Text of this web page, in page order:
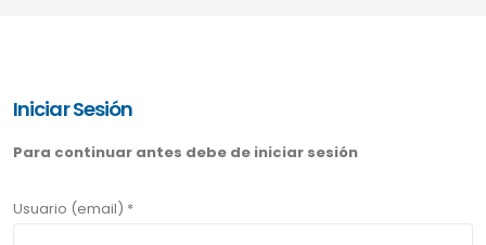
Iniciar Sesión
Para continuar antes debe de iniciar sesión
Usuario (email) *